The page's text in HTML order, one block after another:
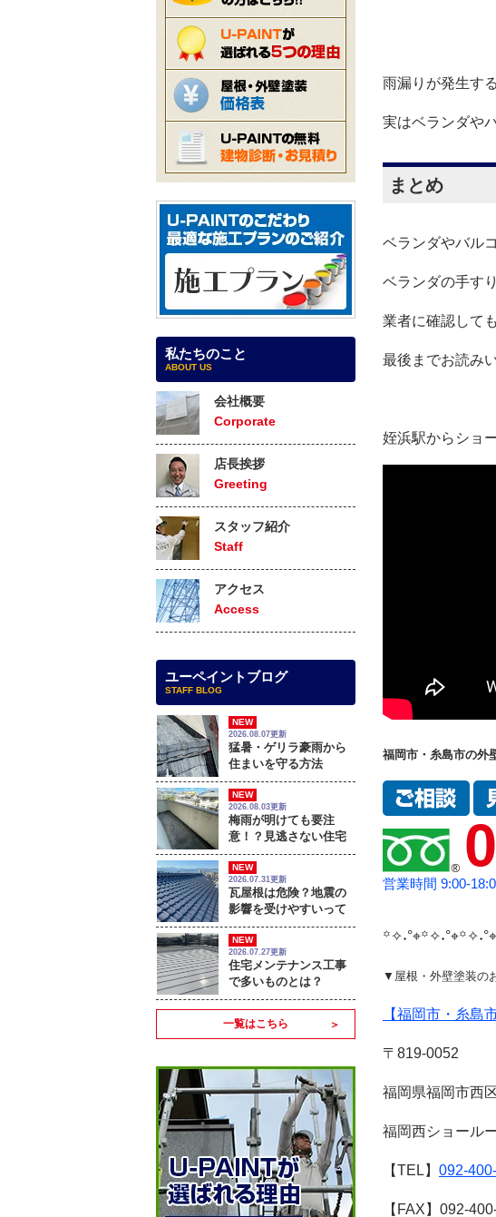
雨漏りが発生す
実はベランダや
まとめ
ベランダやバル
ベランダの手す
業者に確認して
最後までお読み
姪浜駅からショ
福岡市・糸島市の外
営業時間 9:00-
▼屋根・外壁塗装の
【福岡市・糸島
〒819-0052
福岡県福岡市西
福岡西ショール
【TEL】 092-
【FAX】 092-400
私たちのこと
ABOUT US
会社概要
Corporate
店長挨拶
Greeting
スタッフ紹介
Staff
アクセス
Access
ユーペイントブログ
STAFF BLOG
NEW
2026.08.07更新
猛暑・ゲリラ豪雨から
住まいを守る方法
NEW
2026.08.03更新
梅雨が明けても要注
意！？見逃さない住宅
のサイン
NEW
2026.07.31更新
瓦屋根は危険？地震の
影響を受けやすいって
本当？
NEW
2026.07.27更新
住宅メンテナンス工事
で多いものとは？
一覧はこちら